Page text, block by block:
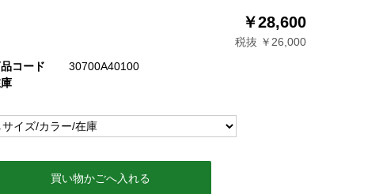
￥28,600
税抜 ￥26,000
コード
30700A40100
買い物かごへ入れる